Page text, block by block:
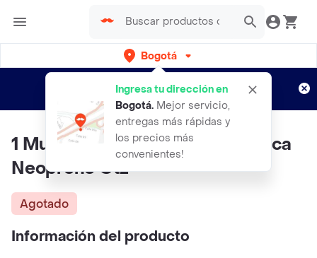
Bogotá
Ingresa tu dirección en
Bogotá. Mejor servicio,
entregas más rápidas y
los precios más
convenientes!
envíos gratis por semanas
Aplican TyC
1 Muñequera Soporte De Muñeca
Neopreno Gtz
Agotado
Información del producto